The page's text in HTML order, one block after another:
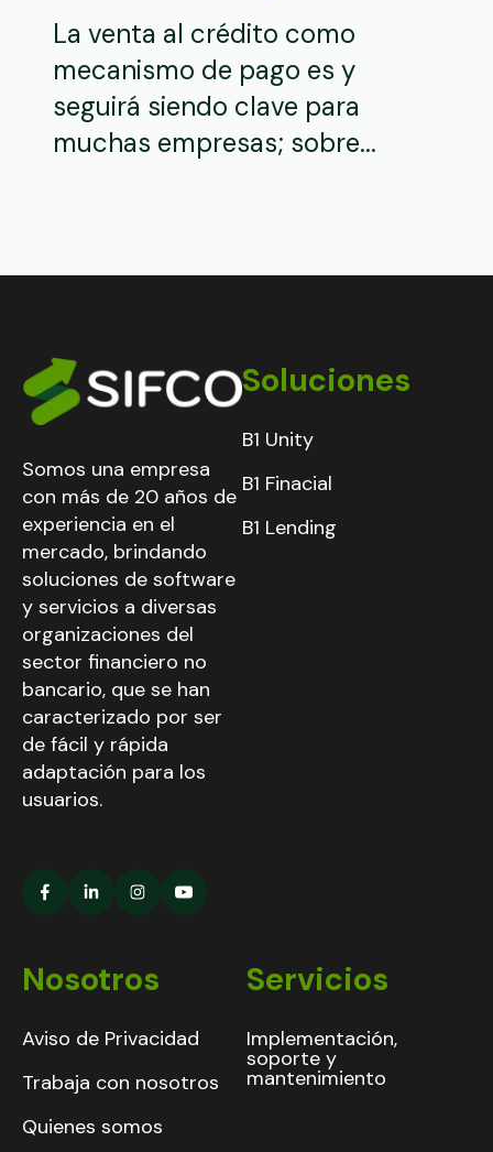
La venta al crédito como
mecanismo de pago es y
seguirá siendo clave para
muchas empresas; sobre...
Somos una empresa
con más de 20 años de
experiencia en el
mercado, brindando
soluciones de software
y servicios a diversas
organizaciones del
sector financiero no
bancario, que se han
caracterizado por ser
de fácil y rápida
adaptación para los
usuarios.
Soluciones
B1 Unity
B1 Finacial
B1 Lending
Nosotros
Aviso de Privacidad
Trabaja con nosotros
Quienes somos
Servicios
Implementación,
soporte y
mantenimiento